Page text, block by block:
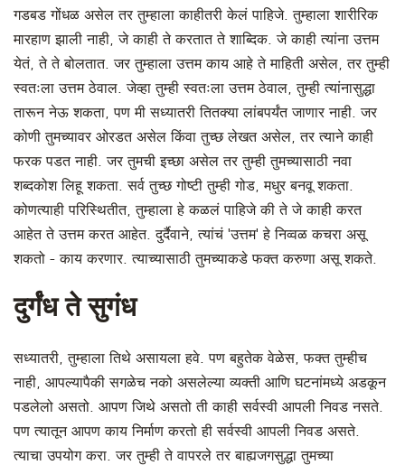
गडबड गोंधळ असेल तर तुम्हाला काहीतरी केलं पाहिजे. तुम्हाला शारीरिक
मारहाण झाली नाही, जे काही ते करतात ते शाब्दिक. जे काही त्यांना उत्तम
येतं, ते ते बोलतात. जर तुम्हाला उत्तम काय आहे ते माहिती असेल, तर तुम्ही
स्वतःला उत्तम ठेवाल. जेव्हा तुम्ही स्वतःला उत्तम ठेवाल, तुम्ही त्यांनासुद्धा
तारून नेऊ शकता, पण मी सध्यातरी तितक्या लांबपर्यंत जाणार नाही. जर
कोणी तुमच्यावर ओरडत असेल किंवा तुच्छ लेखत असेल, तर त्याने काही
फरक पडत नाही. जर तुमची इच्छा असेल तर तुम्ही तुमच्यासाठी नवा
शब्दकोश लिहू शकता. सर्व तुच्छ गोष्टी तुम्ही गोड, मधुर बनवू शकता.
कोणत्याही परिस्थितीत, तुम्हाला हे कळलं पाहिजे की ते जे काही करत
आहेत ते उत्तम करत आहेत. दुर्दैवाने, त्यांचं 'उत्तम' हे निव्वळ कचरा असू
शकतो - काय करणार. त्याच्यासाठी तुमच्याकडे फक्त करुणा असू शकते.
दुर्गंध ते सुगंध
सध्यातरी, तुम्हाला तिथे असायला हवे. पण बहुतेक वेळेस, फक्त तुम्हीच
नाही, आपल्यापैकी सगळेच नको असलेल्या व्यक्ती आणि घटनांमध्ये अडकून
पडलेलो असतो. आपण जिथे असतो ती काही सर्वस्वी आपली निवड नसते.
पण त्यातून आपण काय निर्माण करतो ही सर्वस्वी आपली निवड असते.
त्याचा उपयोग करा. जर तुम्ही ते वापरले तर बाह्यजगसुद्धा तुमच्या